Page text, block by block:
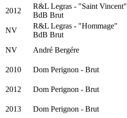
2012
R&L Legras - "Saint Vincent"
BdB Brut
NV
R&L Legras - "Hommage"
BdB Brut
NV
André Bergére
2010 Dom Perignon - Brut
2012
Dom Perignon - Brut
2013
Dom Perignon - Brut